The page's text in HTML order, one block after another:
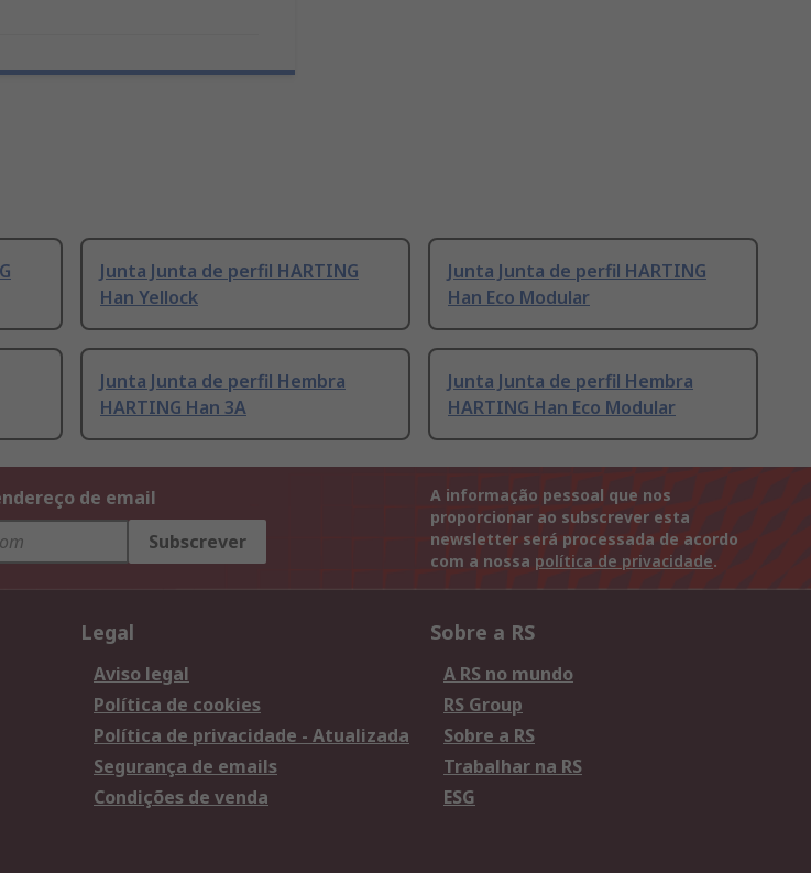
Junta Junta de perfil HARTING
Han Yellock
Junta Junta de perfil HARTING
Han Eco Modular
Junta Junta de perfil Hembra
HARTING Han 3A
Junta Junta de perfil Hembra
HARTING Han Eco Modular
de email
Subscrever
A informação pessoal que nos
proporcionar ao subscrever esta
newsletter será processada de acordo
com a nossa política de privacidade.
Legal
Aviso legal
Política de cookies
Política de privacidade - Atualizada
Segurança de emails
Condições de venda
Sobre a RS
A RS no mundo
RS Group
Sobre a RS
Trabalhar na RS
ESG